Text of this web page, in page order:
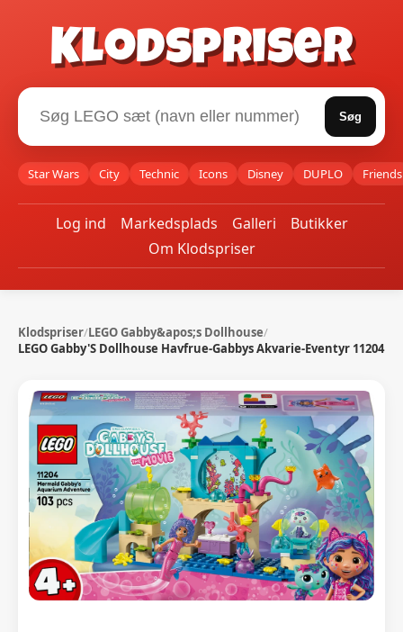
Klodspriser
Søg
Star Wars City Technic Icons Disney DUPLO Friends
Log ind Markedsplads Galleri
Butikker
Om Klodspriser
Klodspriser/LEGO Gabby&apos;s Dollhouse/
LEGO Gabby'S Dollhouse Havfrue-Gabbys Akvarie-Eventyr 11204